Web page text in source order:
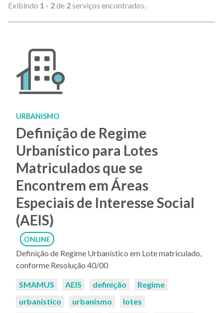
Exibindo 1 - 2de 2serviços encontrados.
URBANISMO
Definição de Regime
Urbanístico para Lotes
Matriculados que se
Encontrem em Áreas
Especiais de Interesse Social
(AEIS)
ONLINE
Definição de Regime Urbanístico em Lote matriculado,
conforme Resolução 40/00
Palavras-
SMAMUS AEIS definição
Regime
urbanístico
urbanismo
lotes